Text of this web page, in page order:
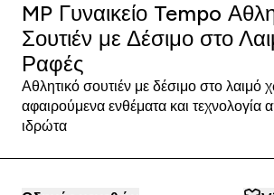
MP Γυναικείο Tempo
Σουτιέν με Δέσιμο στο
Ραφές
Αθλητικό σουτιέν με δέσιμο στο λαιμό
αφαιρούμενα ενθέματα και
ιδρώτα